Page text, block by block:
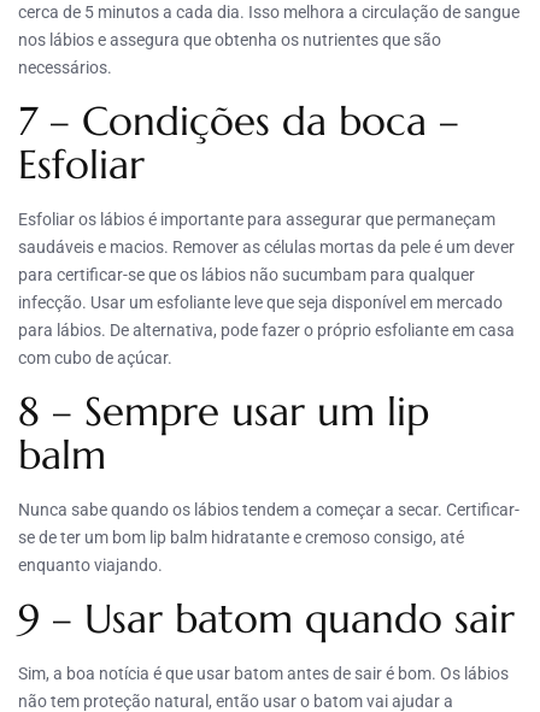
cerca de 5 minutos a cada dia. Isso melhora a circulação de sangue
nos lábios e assegura que obtenha os nutrientes que são
necessários.
7 – Condições da boca –
Esfoliar
Esfoliar os lábios é importante para assegurar que permaneçam
saudáveis e macios. Remover as células mortas da pele é um dever
para certificar-se que os lábios não sucumbam para qualquer
infecção. Usar um esfoliante leve que seja disponível em mercado
para lábios. De alternativa, pode fazer o próprio esfoliante em casa
com cubo de açúcar.
8 – Sempre usar um lip
balm
Nunca sabe quando os lábios tendem a começar a secar. Certificar-
se de ter um bom lip balm hidratante e cremoso consigo, até
enquanto viajando.
9 – Usar batom quando sair
Sim, a boa notícia é que usar batom antes de sair é bom. Os lábios
não tem proteção natural, então usar o batom vai ajudar a